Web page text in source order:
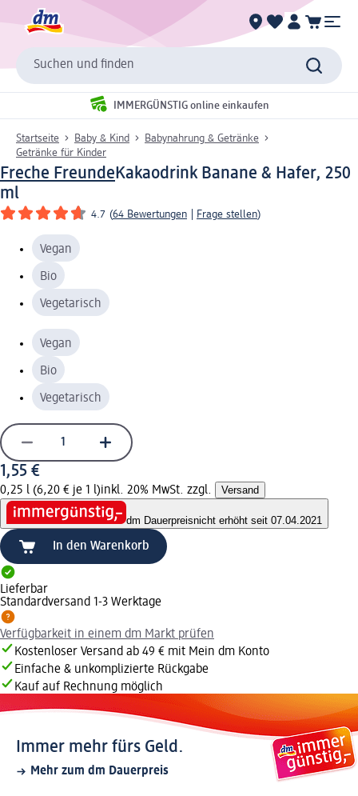
Suchen und finden
IMMERGÜNSTIG online einkaufen
Startseite Baby & Kind
Babynahrung & Getränke
Getränke für Kinder
Freche Freunde Kakaodrink Banane & Hafer, 250
ml
4.7 (64 Bewertungen Frage stellen)
Vegan
Bio
Vegetarisch
Vegan
Bio
Vegetarisch
1,55 €
0,25 l (6,20 € je 1 l)inkl. 20% MwSt. zzgl. Versand
dm Dauerpreisnicht erhöht seit 07.04.2021
In den Warenkorb
Lieferbar
Standardversand 1-3 Werktage
Verfügbarkeit in einem dm Markt prüfen
Kostenloser Versand ab 49 € mit Mein dm Konto
Einfache & unkomplizierte Rückgabe
Kauf auf Rechnung möglich
Immer mehr fürs Geld.
Mehr zum dm Dauerpreis